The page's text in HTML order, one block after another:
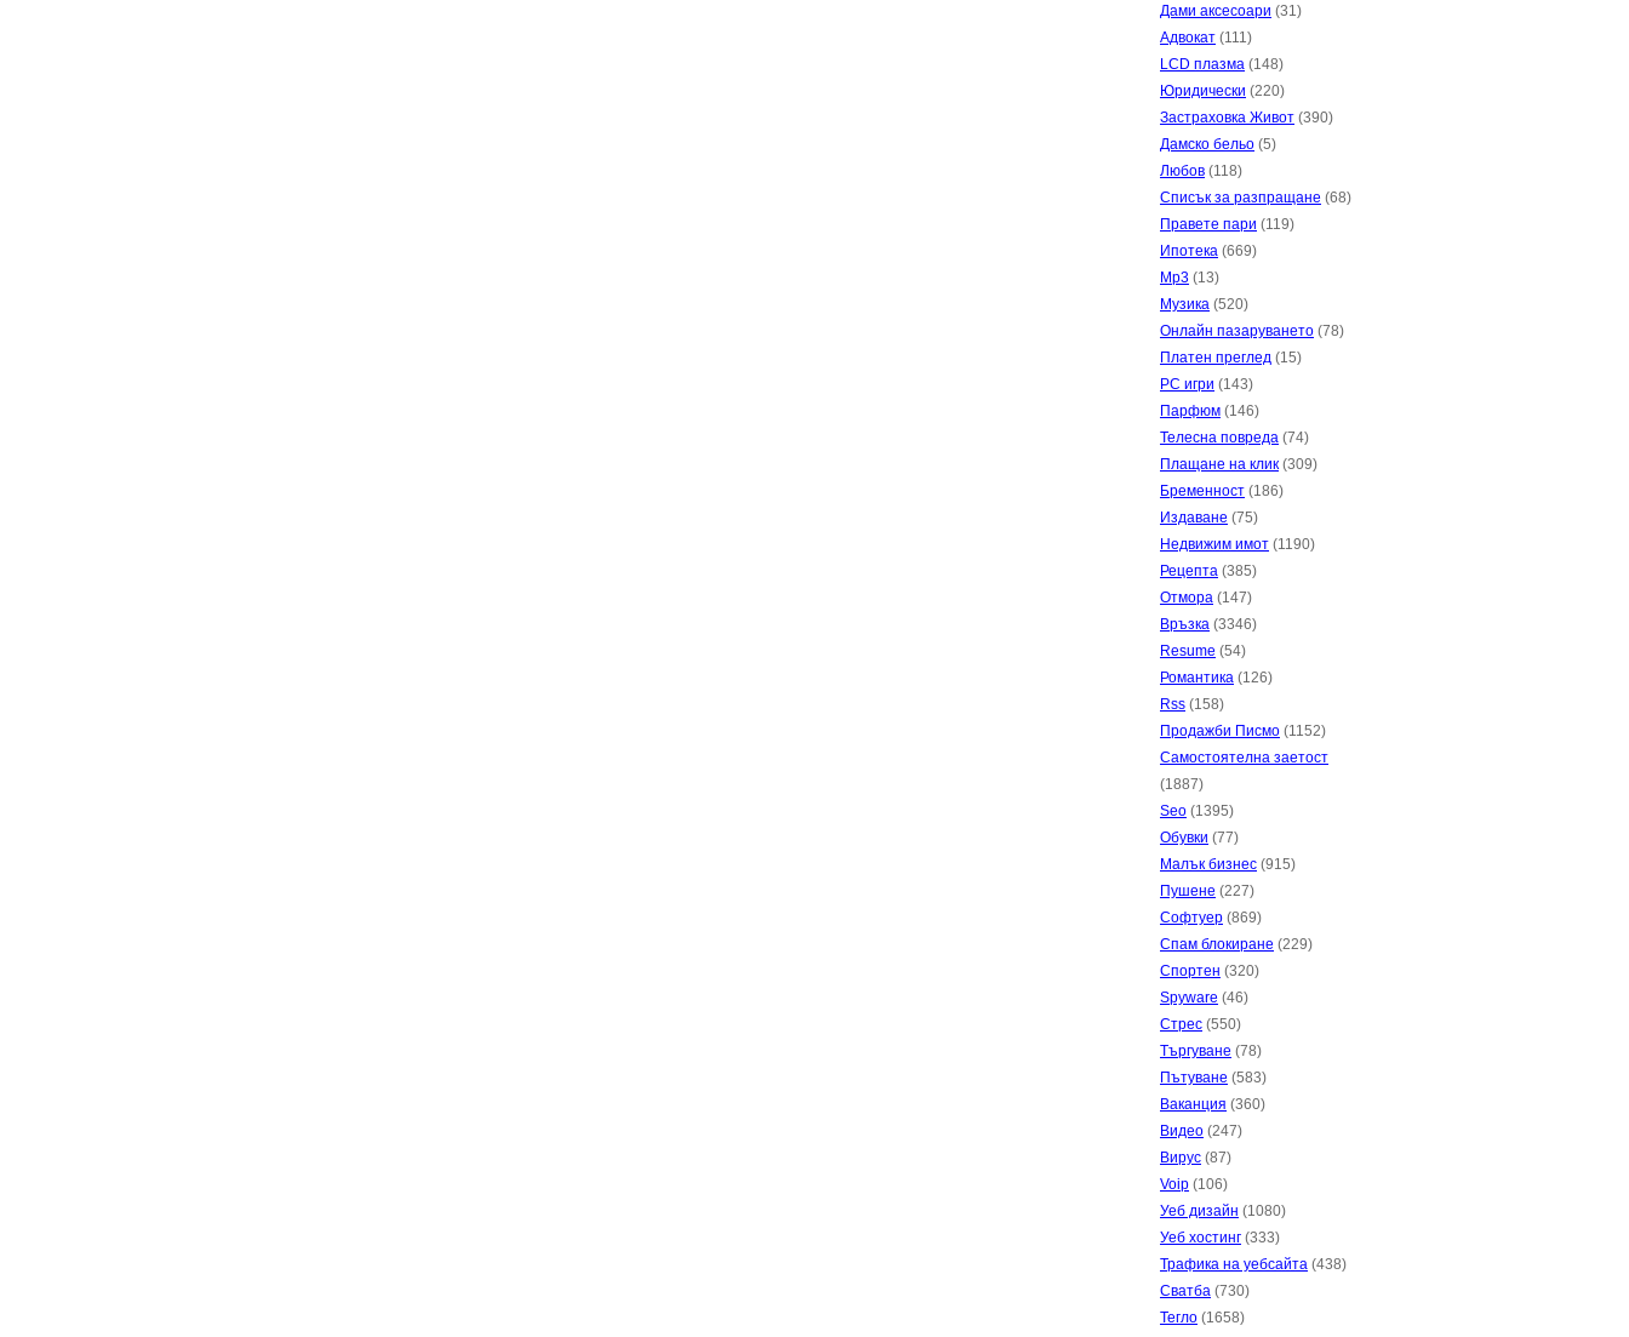
Дами аксесоари (31)
Адвокат (111)
LCD плазма (148)
Юридически (220)
Застраховка Живот (390)
Дамско бельо (5)
Любов (118)
Списък за разпращане (68)
Правете пари (119)
Ипотека (669)
Mp3 (13)
Музика (520)
Онлайн пазаруването (78)
Платен преглед (15)
PC игри (143)
Парфюм (146)
Телесна повреда (74)
Плащане на клик (309)
Бременност (186)
Издаване (75)
Недвижим имот (1190)
Рецепта (385)
Отмора (147)
Връзка (3346)
Resume (54)
Романтика (126)
Rss (158)
Продажби Писмо (1152)
Самостоятелна заетост
(1887)
Seo (1395)
Обувки (77)
Малък бизнес (915)
Пушене (227)
Софтуер (869)
Спам блокиране (229)
Спортен (320)
Spyware (46)
Стрес (550)
Търгуване (78)
Пътуване (583)
Ваканция (360)
Видео (247)
Вирус (87)
Voip (106)
Уеб дизайн (1080)
Уеб хостинг (333)
Трафика на уебсайта (438)
Сватба (730)
Тегло (1658)